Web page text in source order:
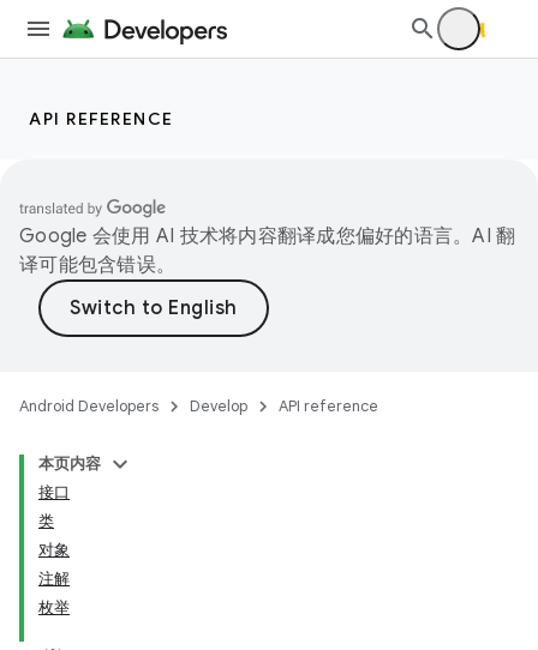
API REFERENCE
Google 会使用 AI 技术将内容翻译成您偏好的语言。AI 翻
译可能包含错误。
Android Developers Develop API reference
本页内容
接口
类
对象
注解
枚举